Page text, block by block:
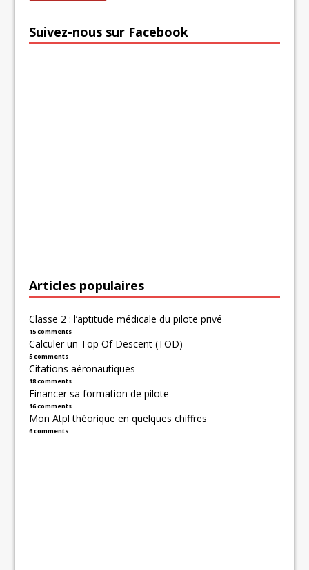
Suivez-nous sur Facebook
Articles populaires
Classe 2 : l’aptitude médicale du pilote privé
15 comments
Calculer un Top Of Descent (TOD)
5 comments
Citations aéronautiques
18 comments
Financer sa formation de pilote
16 comments
Mon Atpl théorique en quelques chiffres
6 comments